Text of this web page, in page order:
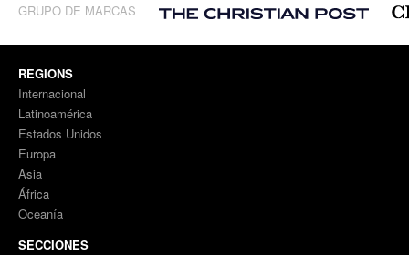
GRUPO DE MARCAS
REGIONS
Internacional
Latinoamérica
Estados Unidos
Europa
Asia
África
Oceanía
SECCIONES